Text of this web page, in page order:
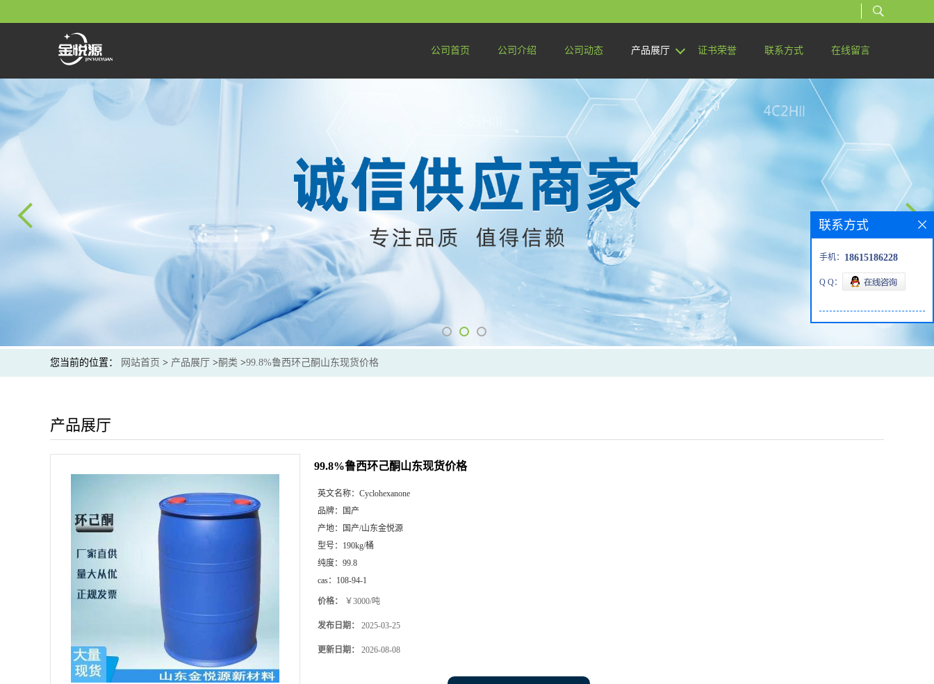
公司首页 公司介绍 公司动态 产品展厅 证书荣誉 联系方式 在线留言
您当前的位置： 网站首页 > 产品展厅 >酮类 >99.8%鲁西环己酮山东现货价格
产品展厅
99.8%鲁西环己酮山东现货价格
英文名称： Cyclohexanone
品牌：
国产
产地：
国产/山东金悦源
型号： 190kg/桶
纯度： 99.8
cas： 108-94-1
价格： ￥3000/吨
发布日期： 2025-03-25
更新日期： 2026-08-08
联系方式
手机： 18615186228
Q Q：